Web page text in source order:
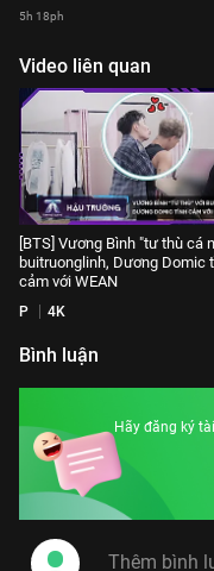
5h 18ph
Video liên quan
[BTS] Vương Bình "tư thù cá
buitruonglinh, Dương Domic
cảm với WEAN
P 4K
Bình luận
Hãy đăng ký